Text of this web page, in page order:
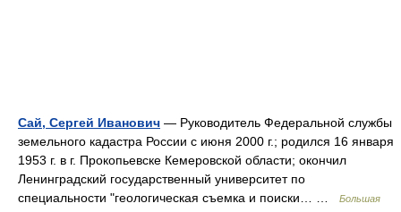
Сай, Сергей Иванович — Руководитель Федеральной службы
земельного кадастра России с июня 2000 г.; родился 16 января
1953 г. в г. Прокопьевске Кемеровской области; окончил
Ленинградский государственный университет по
специальности "геологическая съемка и поиски… …
Большая